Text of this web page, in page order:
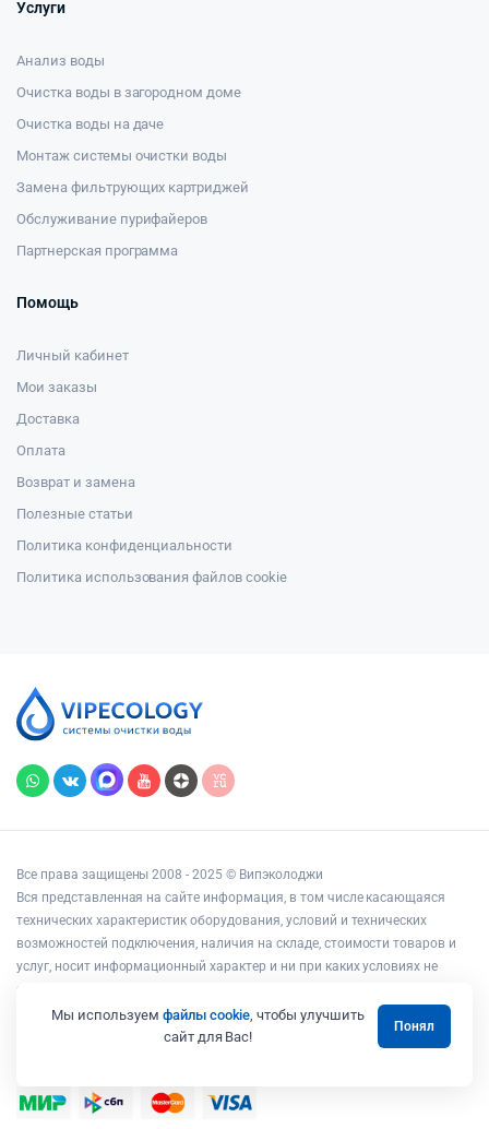
Услуги
Анализ воды
Очистка воды в загородном доме
Очистка воды на даче
Монтаж системы очистки воды
Замена фильтрующих картриджей
Обслуживание пурифайеров
Партнерская программа
Помощь
Личный кабинет
Мои заказы
Доставка
Оплата
Возврат и замена
Полезные статьи
Политика конфиденциальности
Политика использования файлов cookie
Все права защищены 2008 - 2025 © Випэколоджи
Вся представленная на сайте информация, в том числе касающаяся
технических характеристик оборудования, условий и технических
возможностей подключения, наличия на складе, стоимости товаров и
услуг, носит информационный характер и ни при каких условиях не
является публичной офертой, определяемой положениями статьи 437
Гражданского кодекса РФ.
Адрес: г. Москва ул. Вешних Вод, дом 14, корп. 3, офис 25
Мы используем файлы cookie, чтобы улучшить
сайт для Вас!
Понял